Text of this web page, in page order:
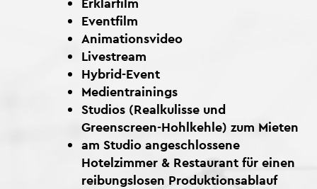
Eventfilm
Animationsvideo
Livestream
Hybrid-Event
Medientrainings
Studios (Realkulisse und
Greenscreen-Hohlkehle) zum Mieten
am Studio angeschlossene
Hotelzimmer & Restaurant für einen
reibungslosen Produktionsablauf